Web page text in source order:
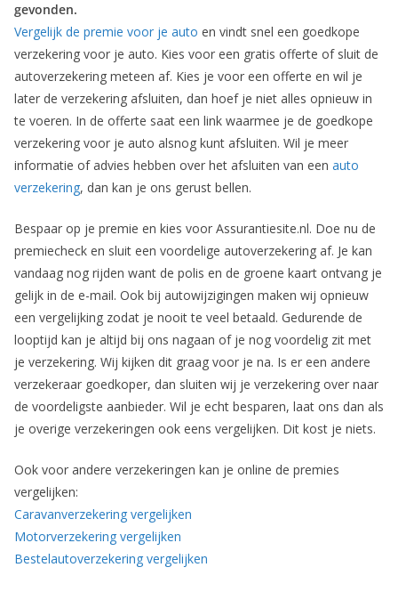
gevonden.
Vergelijk de premie voor je auto en vindt snel een goedkope
verzekering voor je auto. Kies voor een gratis offerte of sluit de
autoverzekering meteen af. Kies je voor een offerte en wil je
later de verzekering afsluiten, dan hoef je niet alles opnieuw in
te voeren. In de offerte saat een link waarmee je de goedkope
verzekering voor je auto alsnog kunt afsluiten. Wil je meer
informatie of advies hebben over het afsluiten van een auto
verzekering, dan kan je ons gerust bellen.
Bespaar op je premie en kies voor Assurantiesite.nl. Doe nu de
premiecheck en sluit een voordelige autoverzekering af. Je kan
vandaag nog rijden want de polis en de groene kaart ontvang je
gelijk in de e-mail. Ook bij autowijzigingen maken wij opnieuw
een vergelijking zodat je nooit te veel betaald. Gedurende de
looptijd kan je altijd bij ons nagaan of je nog voordelig zit met
je verzekering. Wij kijken dit graag voor je na. Is er een andere
verzekeraar goedkoper, dan sluiten wij je verzekering over naar
de voordeligste aanbieder. Wil je echt besparen, laat ons dan als
je overige verzekeringen ook eens vergelijken. Dit kost je niets.
Ook voor andere verzekeringen kan je online de premies
vergelijken:
Caravanverzekering vergelijken
Motorverzekering vergelijken
Bestelautoverzekering vergelijken